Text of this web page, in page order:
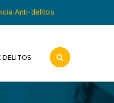
Anti-delitos
DELITOS